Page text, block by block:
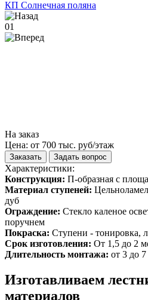
01
На заказ
Цена: от 700 тыс. руб/этаж
Заказать Задать вопрос
Характеристики:
Конструкция: П-образная с
Материал ступеней:
дуб
Ограждение: Стекло каленое
поручнем
Покраска: Ступени - тонировка,
Срок изготовления: От 1,5 до 2
Длительность монтажа: от 3 до
Изготавливаем
материалов